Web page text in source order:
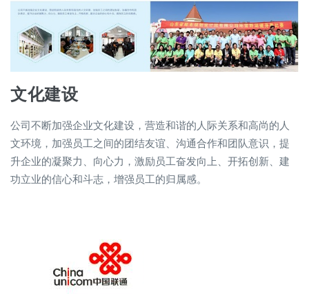
文化建设
公司不断加强企业文化建设，营造和谐的人际关系和高尚的人
文环境，加强员工之间的团结友谊、沟通合作和团队意识，提
升企业的凝聚力、向心力，激励员工奋发向上、开拓创新、建
功立业的信心和斗志，增强员工的归属感。